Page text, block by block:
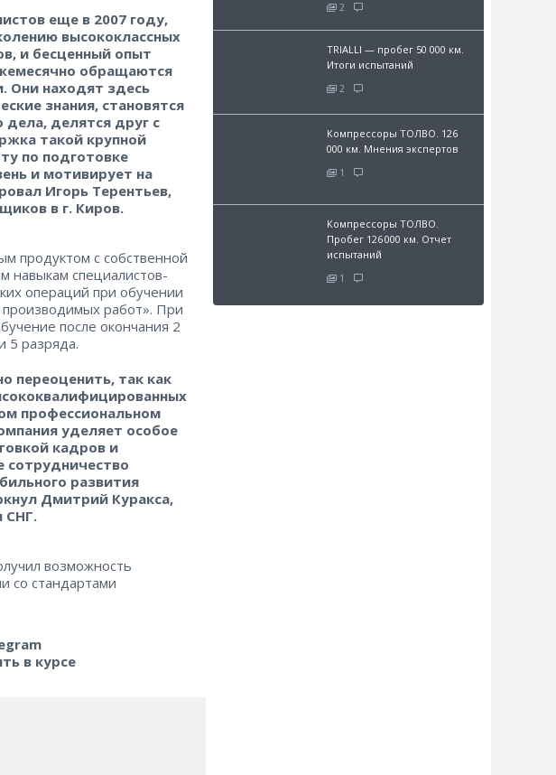
еще в 2007 году,
высококлассных
и бесценный опыт
обращаются
Они находят здесь
знания, становятся
дела, делятся друг с
такой крупной
по подготовке
и мотивирует на
Игорь Терентьев,
в г. Киров.
продуктом с собственной
навыкам специалистов-
операций при обучении
работ». При
после окончания 2
5 разряда.
переоценить, так как
профессиональном
уделяет особое
кадров и
развития
Дмитрий Куракса,
СНГ.
возможность
со стандартами
в курсе
2
TRIALLI — пробег 50 000 км.
Итоги испытаний
2
Компрессоры ТОЛВО. 126
000 км. Мнения экспертов
1
Компрессоры ТОЛВО.
Пробег 126 000 км. Отчет
испытаний
1